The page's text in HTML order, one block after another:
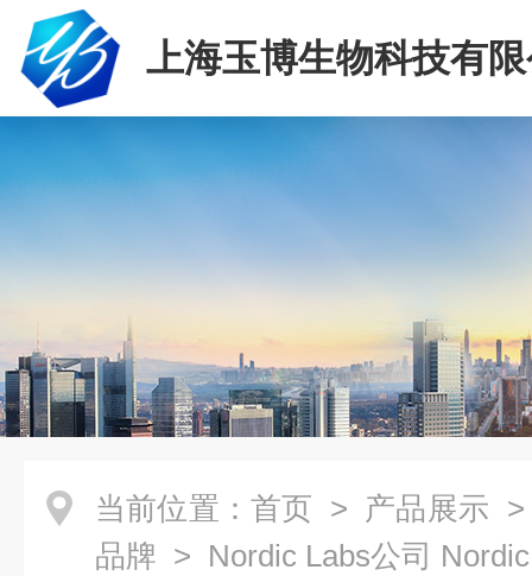
上海玉博生物科技有
当前位置： 首页 > 产品展示
品牌 > Nordic Labs公司